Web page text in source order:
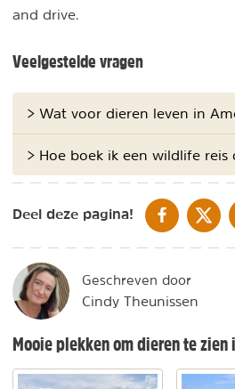
and drive.
Veelgestelde vragen
> Wat voor dieren leven in
> Hoe boek ik een wildlife reis
Deel deze pagina! DELEN OPDELEN
Geschreven door
Cindy Theunissen
Mooie plekken om dieren te zien